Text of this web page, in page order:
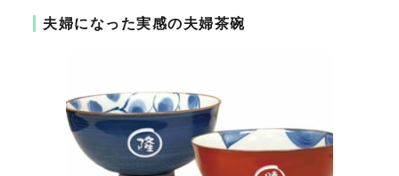
夫婦になった実感の夫婦茶碗